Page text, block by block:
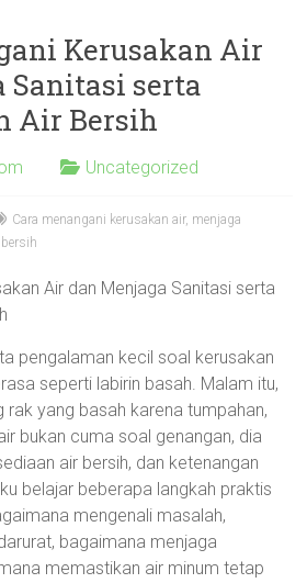
Kerusakan Air
Sanitasi serta
Air Bersih
Uncategorized
Cara menangani kerusakan air, menjaga
Air dan Menjaga Sanitasi serta
pengalaman kecil soal kerusakan
seperti labirin basah. Malam itu,
rak yang basah karena tumpahan,
bukan cuma soal genangan, dia
air bersih, dan ketenangan
belajar beberapa langkah praktis
mengenali masalah,
bagaimana menjaga
memastikan air minum tetap